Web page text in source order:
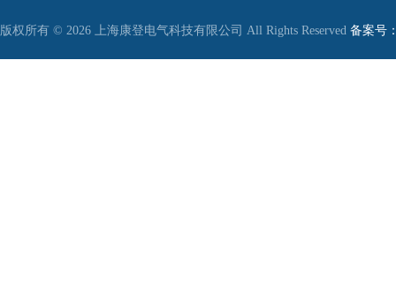
版权所有 © 2026 上海康登电气科技有限公司 All Rights Reserved 备案号